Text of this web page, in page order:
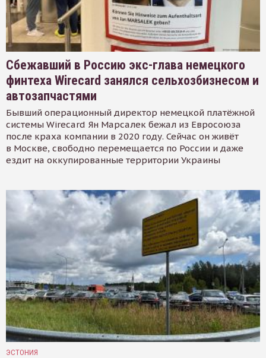
Сбежавший в Россию экс-глава немецкого
финтеха Wirecard занялся сельхозбизнесом и
автозапчастями
Бывший операционный директор немецкой платёжной
системы Wirecard Ян Марсалек бежал из Евросоюза
после краха компании в 2020 году. Сейчас он живёт
в Москве, свободно перемещается по России и даже
ездит на оккупированные территории Украины
ЭСТОНИЯ